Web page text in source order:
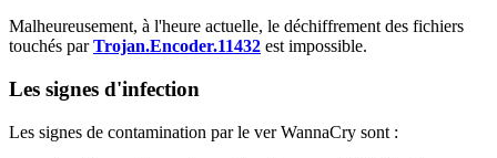
Malheureusement, à l'heure actuelle, le déchiffrement des fichiers
touchés parTrojan.Encoder.11432 est impossible.
Les signes d'infection
Les signes de contamination par le ver WannaCry sont :